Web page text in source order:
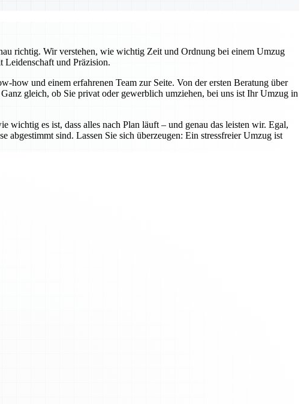
richtig. Wir verstehen, wie wichtig Zeit und Ordnung bei einem Umzug
Leidenschaft und Präzision.
und einem erfahrenen Team zur Seite. Von der ersten Beratung über
gleich, ob Sie privat oder gewerblich umziehen, bei uns ist Ihr Umzug in
wichtig es ist, dass alles nach Plan läuft – und genau das leisten wir. Egal,
sind. Lassen Sie sich überzeugen: Ein stressfreier Umzug ist